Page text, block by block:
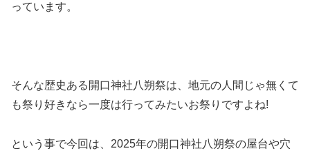
っています。
そんな歴史ある開口神社八朔祭は、地元の人間じゃ無くて
も祭り好きなら一度は行ってみたいお祭りですよね!
という事で今回は、2025年の開口神社八朔祭の屋台や穴